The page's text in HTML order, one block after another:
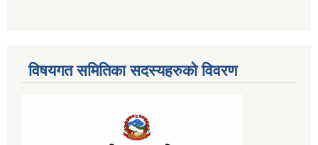
विषयगत समितिका सदस्यहरुको विवरण